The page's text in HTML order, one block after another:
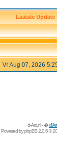
Laatste Update
Vr Aug 07, 2026
d-Arc.nl - �
Powered byphpBB2.0.6 ©